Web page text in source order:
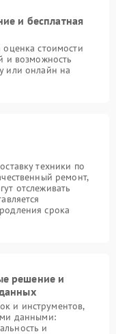
и бесплатная
оценка стоимости
и возможность
или онлайн на
техники по
ремонт,
отслеживать
срока
решение и
и инструментов,
данными:
и